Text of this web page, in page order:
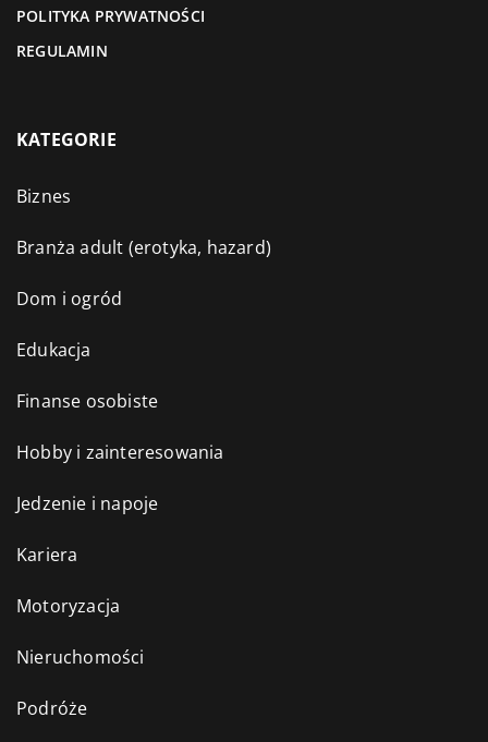
POLITYKA PRYWATNOŚCI
REGULAMIN
KATEGORIE
Biznes
Branża adult (erotyka, hazard)
Dom i ogród
Edukacja
Finanse osobiste
Hobby i zainteresowania
Jedzenie i napoje
Kariera
Motoryzacja
Nieruchomości
Podróże